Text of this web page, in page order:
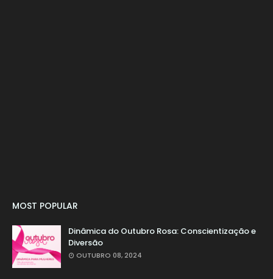
MOST POPULAR
Dinâmica do Outubro Rosa: Conscientização e
Diversão
OUTUBRO 08, 2024